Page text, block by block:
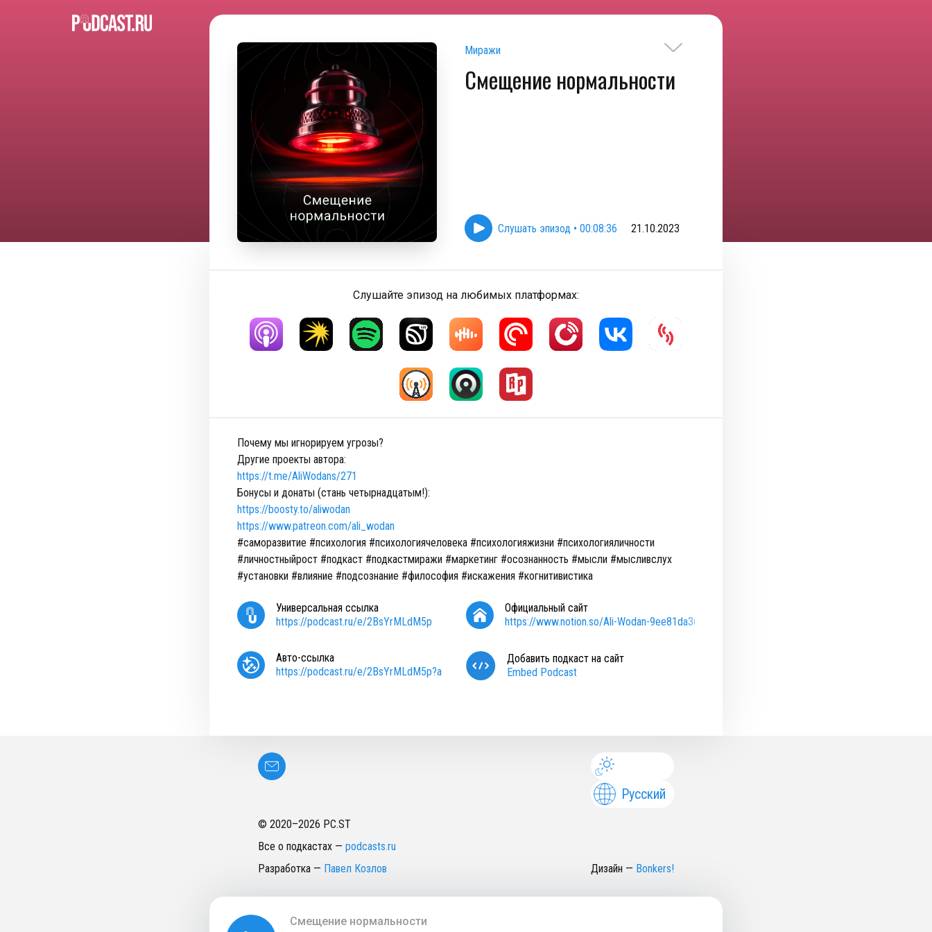
Миражи
Смещение нормальности
Слушать эпизод • 00:08:36 21.10.2023
Слушайте эпизод на любимых платформах:
Почему мы игнорируем угрозы?
Другие проекты автора:
https://t.me/AliWodans/271
Бонусы и донаты (стань четырнадцатым!):
https://boosty.to/aliwodan
https://www.patreon.com/ali_wodan
#саморазвитие #психология #психологиячеловека #психологияжизни #психологияличности
#личностныйрост #подкаст #подкастмиражи #маркетинг #осознанность #мысли #мысливслух
#установки #влияние #подсознание #философия #искажения #когнитивистика
Универсальная ссылка
https://podcast.ru/e/2BsYrMLdM5p
Официальный сайт
https://www.notion.so/Ali-Wodan-9ee81da365dc4d69a8b000789082c510
Авто-ссылка
https://podcast.ru/e/2BsYrMLdM5p?a
Добавить подкаст на сайт
Embed Podcast
Русский
© 2020–2026 PC.ST
Все о подкастах — podcasts.ru
Разработка — Павел Козлов Дизайн — Bonkers!
Смещение нормальности